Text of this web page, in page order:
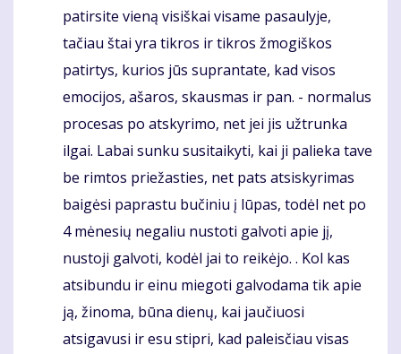
patirsite vieną visiškai visame pasaulyje,
tačiau štai yra tikros ir tikros žmogiškos
patirtys, kurios jūs suprantate, kad visos
emocijos, ašaros, skausmas ir pan. - normalus
procesas po atskyrimo, net jei jis užtrunka
ilgai. Labai sunku susitaikyti, kai ji palieka tave
be rimtos priežasties, net pats atsiskyrimas
baigėsi paprastu bučiniu į lūpas, todėl net po
4 mėnesių negaliu nustoti galvoti apie jį,
nustoji galvoti, kodėl jai to reikėjo. . Kol kas
atsibundu ir einu miegoti galvodama tik apie
ją, žinoma, būna dienų, kai jaučiuosi
atsigavusi ir esu stipri, kad paleisčiau visas